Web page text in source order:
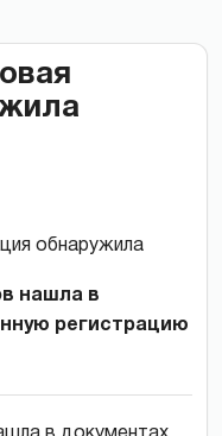
нашла в
регистрацию